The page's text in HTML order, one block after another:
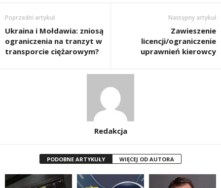
Poprzedni artykuł
Ukraina i Mołdawia: zniosą
ograniczenia na tranzyt w
transporcie ciężarowym?
Następny artykuł
Zawieszenie
licencji/ograniczenie
uprawnień kierowcy
Redakcja
PODOBNE ARTYKUŁY WIĘCEJ OD AUTORA